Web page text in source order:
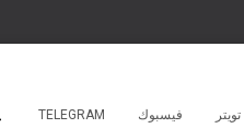
تويتر فيسبوك TELEGRAM